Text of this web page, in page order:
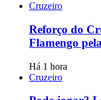
Cruzeiro
Reforço do
Flamengo
Há 1 hora
Cruzeiro